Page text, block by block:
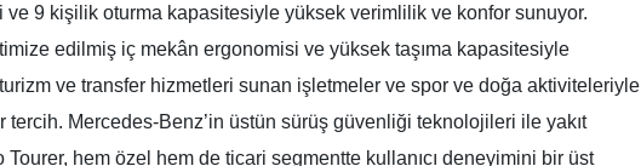
ve 9 kişilik oturma kapasitesiyle yüksek verimlilik ve konfor sunuyor.
edilmiş iç mekân ergonomisi ve yüksek taşıma kapasitesiyle
ve transfer hizmetleri sunan işletmeler ve spor ve doğa aktiviteleriyle
Mercedes-Benz’in üstün sürüş güvenliği teknolojileri ile yakıt
hem özel hem de ticari segmentte kullanıcı deneyimini bir üst